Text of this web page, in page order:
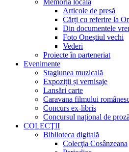
Articole de presă
Cărți cu referire la
Din documentele
Foto Oneștiul vechi
Vederi
Proiecte în parteneriat
Evenimente
Stagiunea muzicală
Expoziții și vernisaje
Lansări carte
Caravana filmului
Concurs ex-libris
Concursul național de
COLECŢII
Biblioteca digitală
Colecţia Cosânzeana